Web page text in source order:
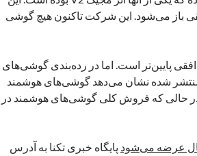
می‌شود. این شرکت تاکنون هیچ گوشی
پایین‌تر است. اما در رده‌بندی گوشی‌های
شده نشان می‌دهد گوشی‌های هوشمند
همراه بوده در حالی که فروش کلی گوشی‌های هوشمند در
عرضه می‌شود پایگاه خبری تکنا به آدرس